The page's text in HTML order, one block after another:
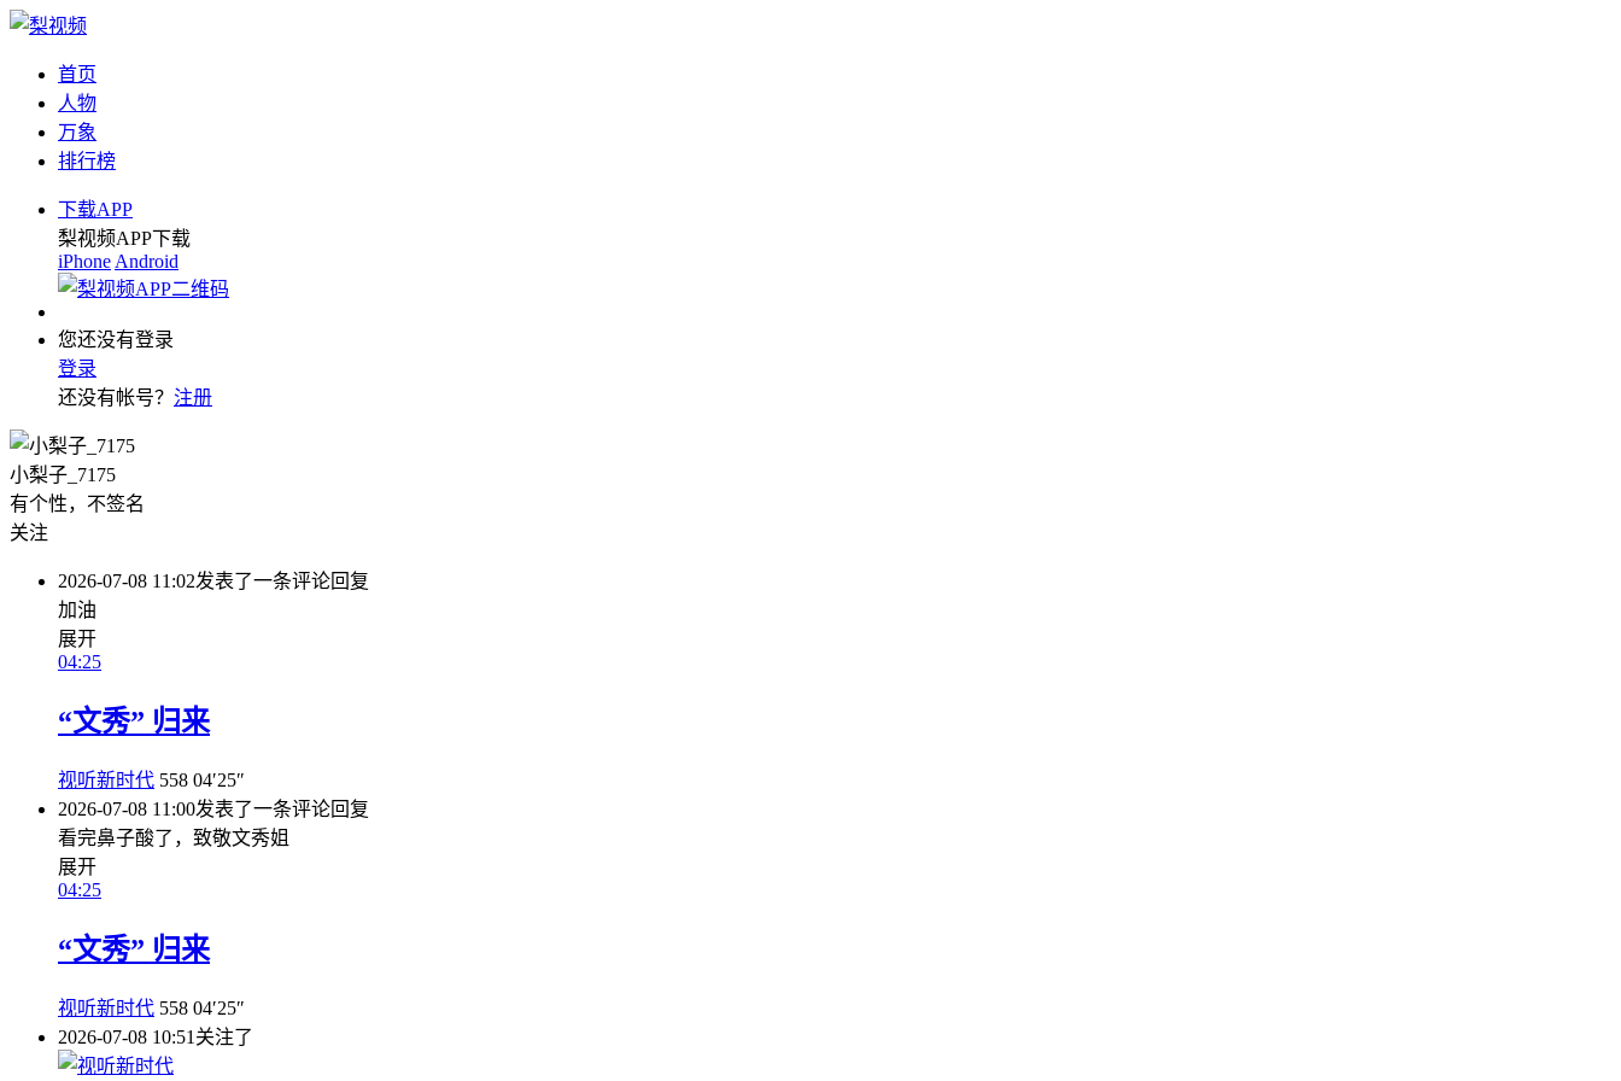
首页
人物
万象
排行榜
下载APP
梨视频APP下载
iPhone Android
您还没有登录
登录
还没有帐号？ 注册
小梨子_7175
有个性，不签名
关注
2026-07-08 11:02发表了一条评论回复
加油
展开
04:25
“文秀” 归来
视听新时代 558 04′25″
2026-07-08 11:00发表了一条评论回复
看完鼻子酸了，致敬文秀姐
展开
04:25
“文秀” 归来
视听新时代 558 04′25″
2026-07-08 10:51 关注了